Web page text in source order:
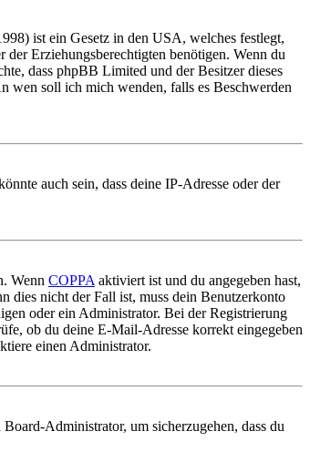
ist ein Gesetz in den USA, welches festlegt,
Erziehungsberechtigten benötigen. Wenn du
dass phpBB Limited und der Besitzer dieses
wen soll ich mich wenden, falls es Beschwerden
auch sein, dass deine IP-Adresse oder der
Wenn COPPA aktiviert ist und du angegeben hast,
dies nicht der Fall ist, muss dein Benutzerkonto
oder ein Administrator. Bei der Registrierung
ob du deine E-Mail-Adresse korrekt eingegeben
einen Administrator.
Administrator, um sicherzugehen, dass du